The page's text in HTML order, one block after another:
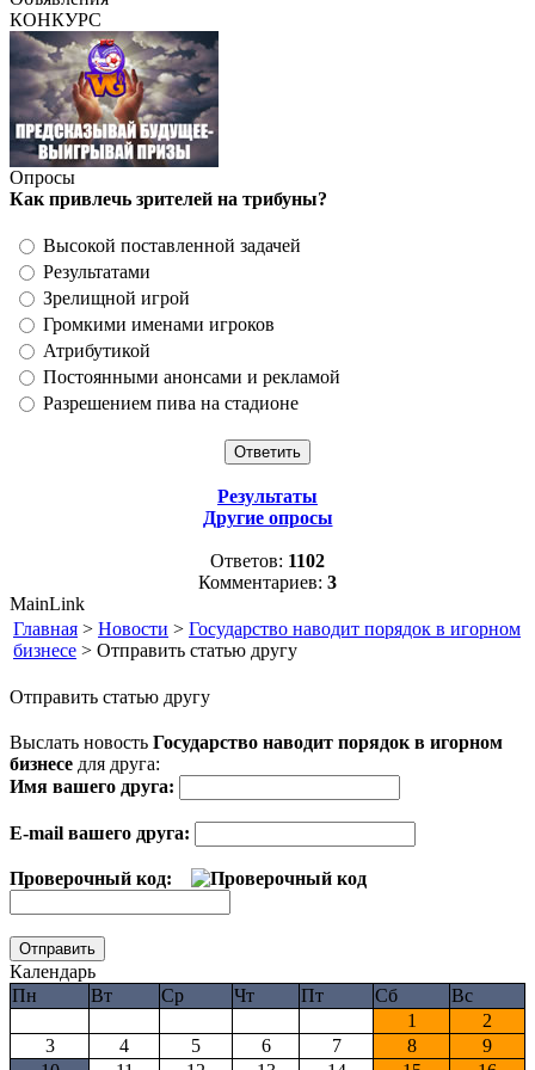
КОНКУРС
Опросы
Как привлечь зрителей на трибуны?
Высокой поставленной задачей
Результатами
Зрелищной игрой
Громкими именами игроков
Атрибутикой
Постоянными анонсами и рекламой
Разрешением пива на стадионе
Результаты
Другие опросы
Ответов: 1102
Комментариев: 3
MainLink
Главная > Новости > Государство наводит порядок в игорном
бизнесе > Отправить статью другу
Отправить статью другу
Выслать новость Государство наводит порядок в игорном
бизнесе для друга:
Имя вашего друга:
E-mail вашего друга:
Проверочный код:
Календарь
Пн
Вт Ср Чт Пт Сб
Вс
1
2
3
4 5 6 7 8
9